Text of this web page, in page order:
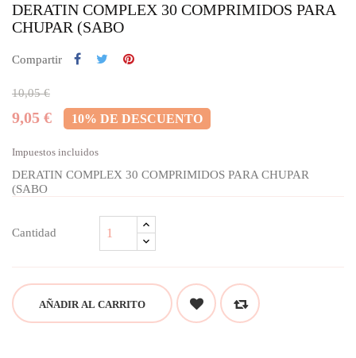
DERATIN COMPLEX 30 COMPRIMIDOS PARA
CHUPAR (SABO
Compartir
10,05 €
9,05 € 10% DE DESCUENTO
Impuestos incluidos
DERATIN COMPLEX 30 COMPRIMIDOS PARA CHUPAR
(SABO
Cantidad
AÑADIR AL CARRITO